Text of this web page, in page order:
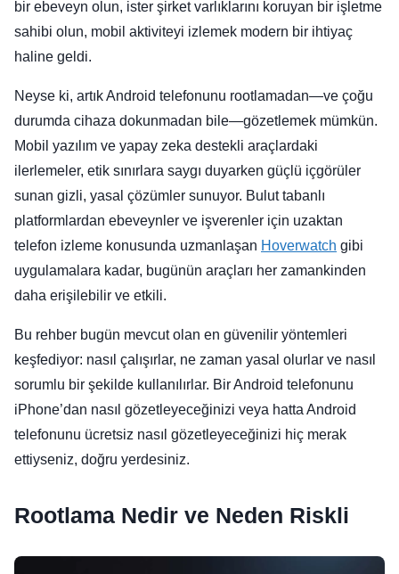
bir ebeveyn olun, ister şirket varlıklarını koruyan bir işletme
sahibi olun, mobil aktiviteyi izlemek modern bir ihtiyaç
haline geldi.
Neyse ki, artık Android telefonunu rootlamadan—ve çoğu
durumda cihaza dokunmadan bile—gözetlemek mümkün.
Mobil yazılım ve yapay zeka destekli araçlardaki
ilerlemeler, etik sınırlara saygı duyarken güçlü içgörüler
sunan gizli, yasal çözümler sunuyor. Bulut tabanlı
platformlardan ebeveynler ve işverenler için uzaktan
telefon izleme konusunda uzmanlaşan Hoverwatch gibi
uygulamalara kadar, bugünün araçları her zamankinden
daha erişilebilir ve etkili.
Bu rehber bugün mevcut olan en güvenilir yöntemleri
keşfediyor: nasıl çalışırlar, ne zaman yasal olurlar ve nasıl
sorumlu bir şekilde kullanılırlar. Bir Android telefonunu
iPhone’dan nasıl gözetleyeceğinizi veya hatta Android
telefonunu ücretsiz nasıl gözetleyeceğinizi hiç merak
ettiyseniz, doğru yerdesiniz.
Rootlama Nedir ve Neden Riskli